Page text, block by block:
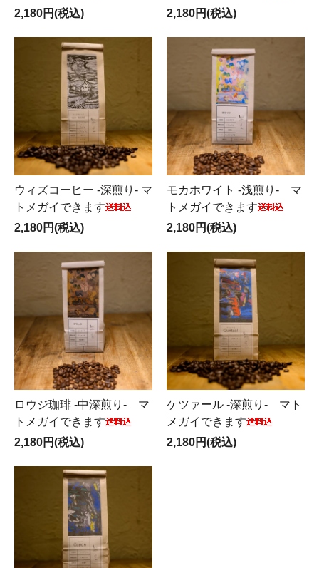
2,180円(税込)
2,180円(税込)
ウィズコーヒー -深煎り- マ
トメガイできます
2,180円(税込)
モカホワイト -浅煎り- マ
トメガイできます
2,180円(税込)
ロウジ珈琲 -中深煎り- マ
トメガイできます
2,180円(税込)
ケツァール -深煎り- マト
メガイできます
2,180円(税込)